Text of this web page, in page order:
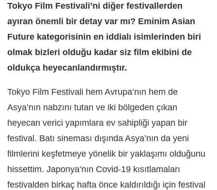
Tokyo Film Festivali’ni diğer festivallerden
ayıran önemli bir detay var mı? Eminim Asian
Future kategorisinin en iddialı isimlerinden biri
olmak bizleri olduğu kadar siz film ekibini de
oldukça heyecanlandırmıştır.
Tokyo Film Festivali hem Avrupa’nın hem de
Asya’nın nabzını tutan ve iki bölgeden çıkan
heyecan verici yapımlara ev sahipliği yapan bir
festival. Batı sineması dışında Asya’nın da yeni
filmlerini keşfetmeye yönelik bir yaklaşımı olduğunu
hissettim. Japonya’nın Covid-19 kısıtlamaları
festivalden birkaç hafta önce kaldırıldığı için festival